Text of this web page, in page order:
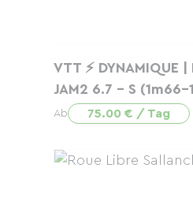
VTT ⚡ DYNAMIQUE |
JAM2 6.7 - S (1m66-
Ab 75.00 € / Tag